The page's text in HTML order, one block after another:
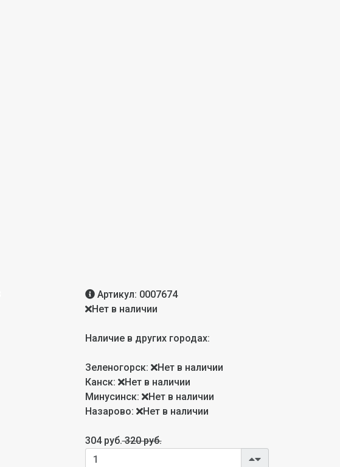
Артикул: 0007674
Нет в наличии
Наличие в других городах:
Зеленогорск:
Нет в наличии
Канск:
Нет в наличии
Минусинск:
Нет в наличии
Назарово:
Нет в наличии
304 руб.320 руб.